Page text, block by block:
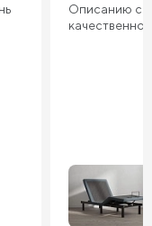
Описанию
качественно